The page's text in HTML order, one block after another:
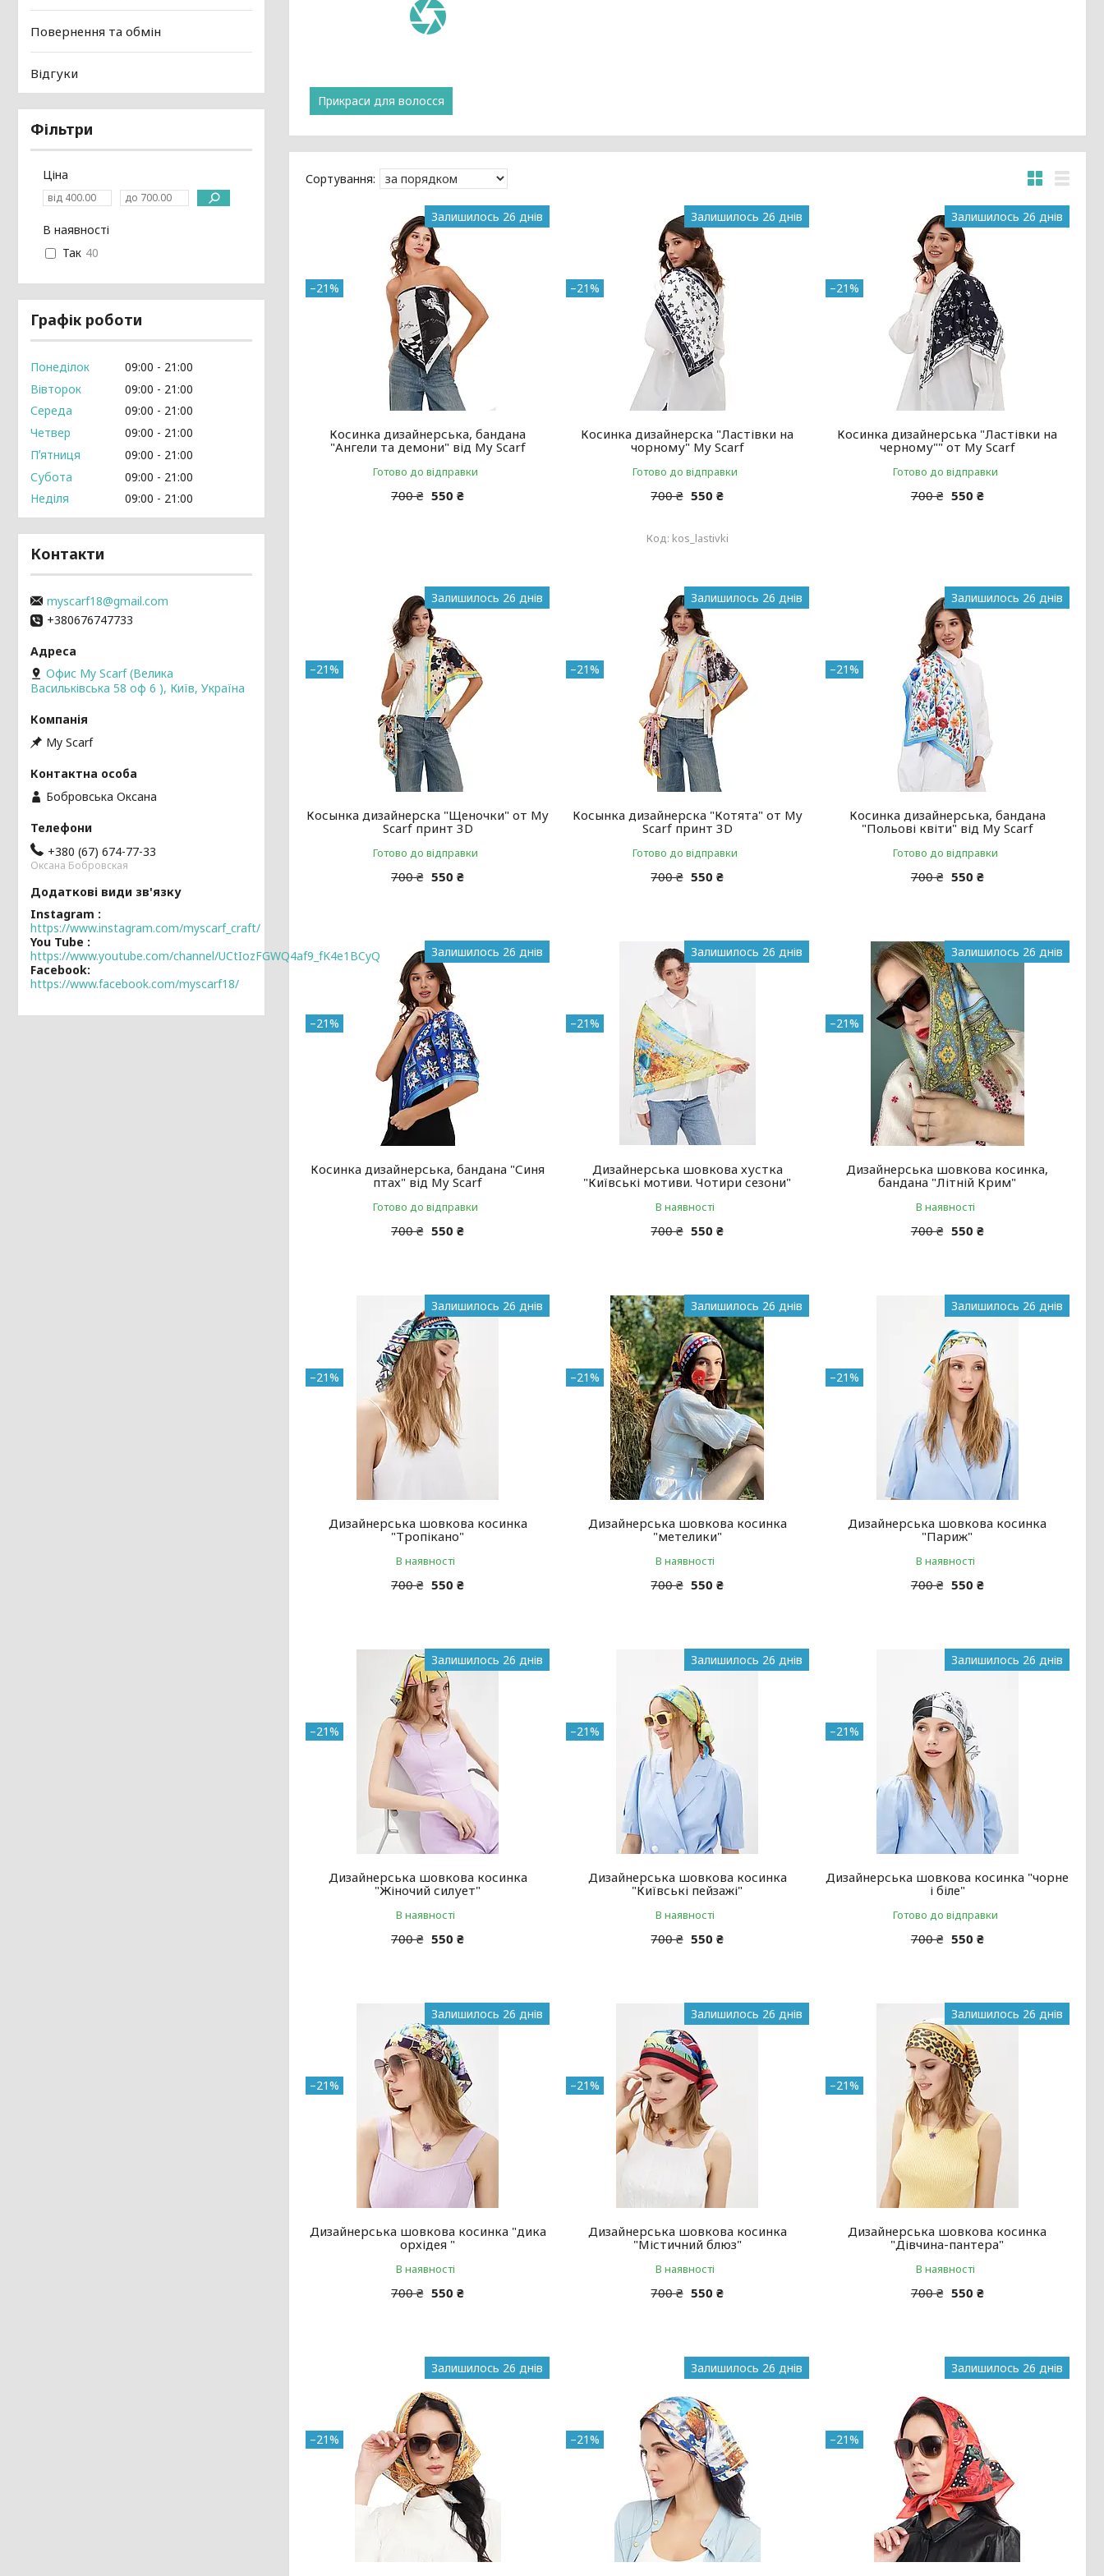
Прикраси для волосся
–21%
Залишилось 26 днів
Косинка дизайнерська, бандана
"Ангели та демони" від My Scarf
Готово до відправки
700 ₴ 550 ₴
–21%
Залишилось 26 днів
Косинка дизайнерска "Ластівки на
чорному" My Scarf
Готово до відправки
700 ₴ 550 ₴
kos_lastivki
–21%
Залишилось 26 днів
Косинка дизайнерська "Ластівки на
черному"" от My Scarf
Готово до відправки
700 ₴ 550 ₴
–21%
Залишилось 26 днів
Косынка дизайнерска "Щеночки" от My
Scarf принт 3D
Готово до відправки
700 ₴ 550 ₴
–21%
Залишилось 26 днів
Косынка дизайнерска "Котята" от My
Scarf принт 3D
Готово до відправки
700 ₴ 550 ₴
–21%
Залишилось 26 днів
Косинка дизайнерська, бандана
"Польові квіти" від My Scarf
Готово до відправки
700 ₴ 550 ₴
–21%
Залишилось 26 днів
Косинка дизайнерська, бандана "Синя
птах" від My Scarf
Готово до відправки
700 ₴ 550 ₴
–21%
Залишилось 26 днів
Дизайнерська шовкова хустка
"Київські мотиви. Чотири сезони"
В наявності
700 ₴ 550 ₴
–21%
Залишилось 26 днів
Дизайнерська шовкова косинка,
бандана "Літній Крим"
В наявності
700 ₴ 550 ₴
–21%
Залишилось 26 днів
Дизайнерська шовкова косинка
"Тропікано"
В наявності
700 ₴ 550 ₴
–21%
Залишилось 26 днів
Дизайнерська шовкова косинка
"метелики"
В наявності
700 ₴ 550 ₴
–21%
Залишилось 26 днів
Дизайнерська шовкова косинка
"Париж"
В наявності
700 ₴ 550 ₴
–21%
Залишилось 26 днів
Дизайнерська шовкова косинка
"Жіночий силует"
В наявності
700 ₴ 550 ₴
–21%
Залишилось 26 днів
Дизайнерська шовкова косинка
"Київські пейзажі"
В наявності
700 ₴ 550 ₴
–21%
Залишилось 26 днів
Дизайнерська шовкова косинка "чорне
і біле"
Готово до відправки
700 ₴ 550 ₴
–21%
Залишилось 26 днів
Дизайнерська шовкова косинка "дика
орхідея "
В наявності
700 ₴ 550 ₴
–21%
Залишилось 26 днів
Дизайнерська шовкова косинка
"Містичний блюз"
В наявності
700 ₴ 550 ₴
–21%
Залишилось 26 днів
Дизайнерська шовкова косинка
"Дівчина-пантера"
В наявності
700 ₴ 550 ₴
–21%
Залишилось 26 днів
–21%
Залишилось 26 днів
–21%
Залишилось 26 днів
Повернення та обмін
Відгуки
Фільтри
Ціна
В наявності
Так 40
Графік роботи
Понеділок 09:00
21:00
Вівторок
09:00
21:00
Середа
09:00
21:00
Четвер
09:00
21:00
Пʼятниця
09:00
21:00
Субота
09:00
21:00
Неділя
09:00 21:00
Контакти
myscarf18@gmail.com
+380676747733
Офис My Scarf (Велика
Васильківська 58 оф 6 ), Київ, Україна
My Scarf
Бобровська Оксана
+380 (67) 674-77-33
Оксана Бобровская
Instagram
https://www.instagram.com/myscarf_craft/
You Tube
https://www.youtube.com/channel/UCtIozFGWQ4af9_fK4e1BCyQ
Facebook
https://www.facebook.com/myscarf18/